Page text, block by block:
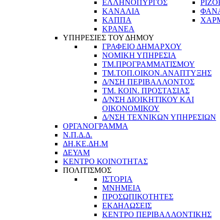
ΕΛΛΗΝΟΠΥΡΓΟΣ
ΚΑΝΑΛΙΑ
ΚΑΠΠΑ
ΚΡΑΝΕΑ
ΥΠΗΡΕΣΙΕΣ ΤΟΥ ΔΗΜΟΥ
ΓΡΑΦΕΙΟ ΔΗΜΑΡΧΟΥ
ΝΟΜΙΚΗ ΥΠΗΡΕΣΙΑ
ΤΜ.ΠΡΟΓΡΑΜΜΑΤΙΣΜΟΥ
ΤΜ.ΤΟΠ.ΟΙΚΟΝ.ΑΝΑΠΤΥΞΗΣ
Δ/ΝΣΗ ΠΕΡΙΒΑΛΛΟΝΤΟΣ
ΤΜ. ΚΟΙΝ. ΠΡΟΣΤΑΣΙΑΣ
Δ/ΝΣΗ ΔΙΟΙΚΗΤΙΚΟΥ ΚΑΙ
ΟΙΚΟΝΟΜΙΚΟΥ
Δ/ΝΣΗ ΤΕΧΝΙΚΩΝ ΥΠΗΡΕΣΙΩΝ
ΟΡΓΑΝΟΓΡΑΜΜΑ
Ν.Π.Δ.Δ.
ΔΗ.ΚΕ.ΔΗ.Μ
ΔΕΥΑΜ
ΚΕΝΤΡΟ ΚΟΙΝΟΤΗΤΑΣ
ΠΟΛΙΤΙΣΜΟΣ
ΙΣΤΟΡΙΑ
ΜΝΗΜΕΙΑ
ΠΡΟΣΩΠΙΚΟΤΗΤΕΣ
ΕΚΔΗΛΩΣΕΙΣ
ΚΕΝΤΡΟ ΠΕΡΙΒΑΛΛΟΝΤΙΚΗΣ